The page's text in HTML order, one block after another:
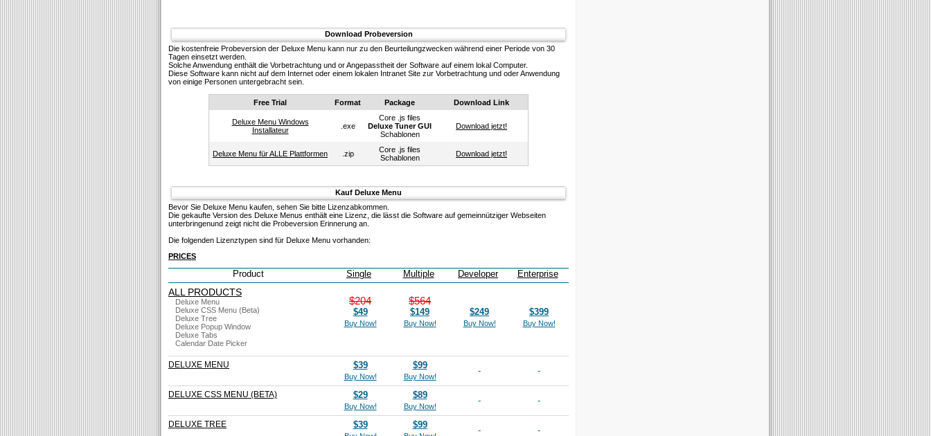
Download Probeversion
Die kostenfreie Probeversion der Deluxe Menu kann nur zu den Beurteilungzwecken während einer Periode von 30
Tagen einsetzt werden.
Solсhe Anwendung enthält die Vorbetrachtung und or Angepasstheit der Software auf einem lokal Computer.
Diese Software kann nicht auf dem Internet oder einem lokalen Intranet Site zur Vorbetrachtung und oder Anwendung
von einige Personen untergebracht sein.
Free Trial Format Package Download Link
Deluxe Menu Windows
Installateur
.exe
Core .js files
Deluxe Tuner GUI
Schablonen
Download jetzt!
Deluxe Menu für ALLE Plattformen .zip
Core .js files
Schablonen
Download jetzt!
Kauf Deluxe Menu
Bevor Sie Deluxe Menu kaufen, sehen Sie bitte Lizenzabkommen.
Die gekaufte Version des Deluxe Menus enthält eine Lizenz, die lässt die Software auf gemeinnütziger Webseiten
unterbringenund zeigt nicht die Probeversion Erinnerung an.
Die folgenden Lizenztypen sind für Deluxe Menu vorhanden:
PRICES
Product Single Multiple Developer Enterprise
ALL PRODUCTS
Deluxe Menu
Deluxe CSS Menu (Beta)
Deluxe Tree
Deluxe Popup Window
Deluxe Tabs
Calendar Date Picker
$204
$49
Buy Now!
$564
$149
Buy Now!
$249
Buy Now!
$399
Buy Now!
DELUXE MENU $39
Buy Now!
$99
Buy Now!
- -
DELUXE CSS MENU (BETA) $29
Buy Now!
$89
Buy Now!
- -
DELUXE TREE $39 $99
- -